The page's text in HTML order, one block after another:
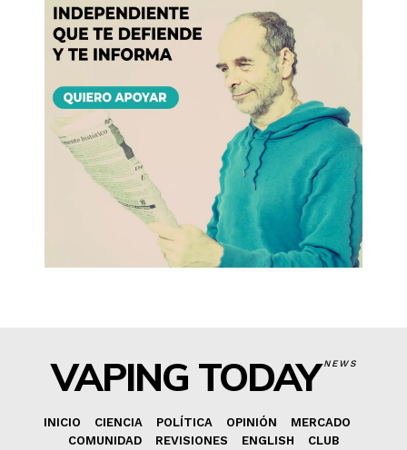
VAPING TODAYNEWS
INICIO CIENCIA POLÍTICA OPINIÓN
MERCADO
COMUNIDAD
REVISIONES ENGLISH CLUB